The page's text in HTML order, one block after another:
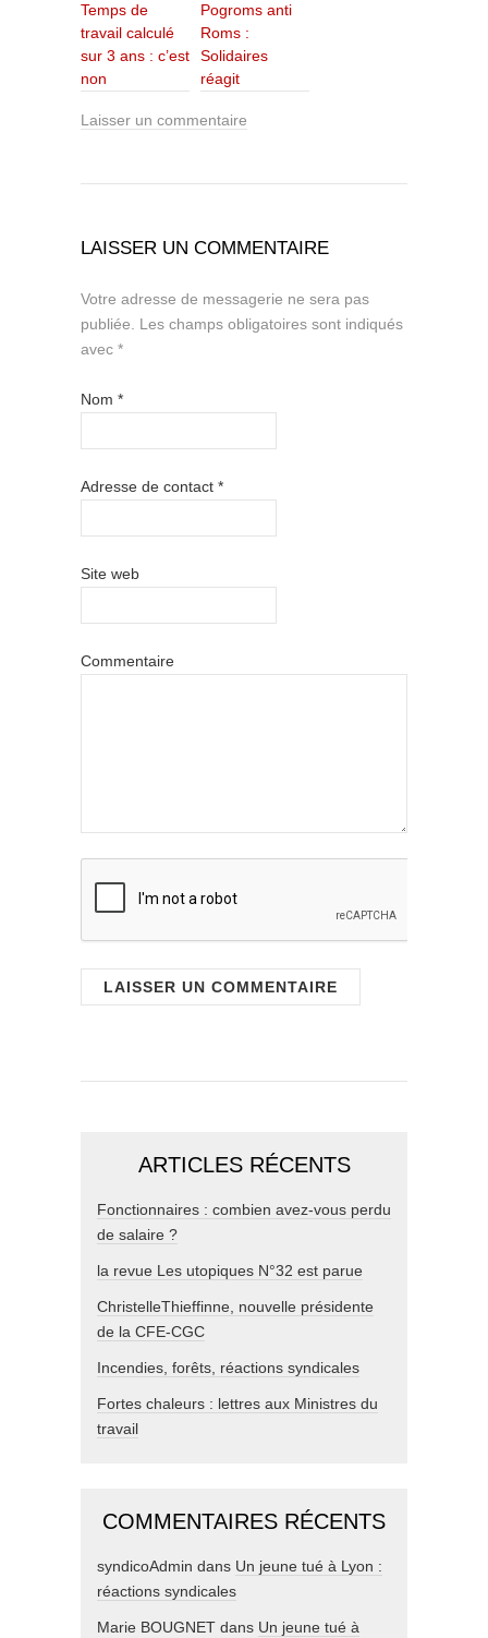
Temps de
travail calculé
sur 3 ans : c’est
non
Pogroms anti
Roms :
Solidaires
réagit
Laisser un commentaire
LAISSER UN COMMENTAIRE
Votre adresse de messagerie ne sera pas
publiée. Les champs obligatoires sont indiqués
avec *
Nom *
Adresse de contact *
Site web
Commentaire
ARTICLES RÉCENTS
Fonctionnaires : combien avez-vous perdu
de salaire ?
la revue Les utopiques N°32 est parue
ChristelleThieffinne, nouvelle présidente
de la CFE-CGC
Incendies, forêts, réactions syndicales
Fortes chaleurs : lettres aux Ministres du
travail
COMMENTAIRES RÉCENTS
syndicoAdmin dans Un jeune tué à Lyon :
réactions syndicales
Marie BOUGNET dans Un jeune tué à